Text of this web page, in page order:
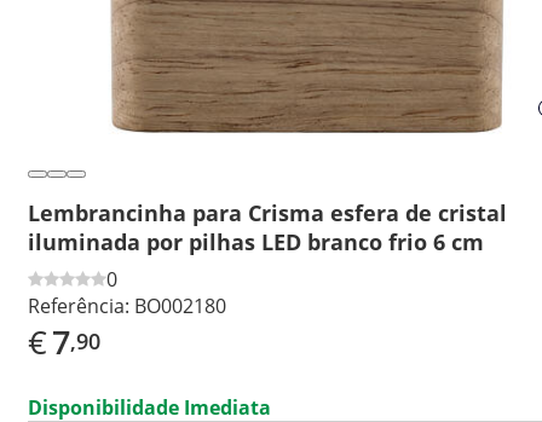
Lembrancinha para Crisma esfera de cristal
iluminada por pilhas LED branco frio 6 cm
0
Referência: BO002180
€7,90
Disponibilidade Imediata